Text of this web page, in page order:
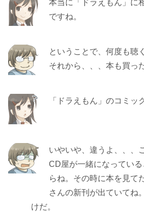
本当に「ドラえもん」に
ですね。
ということで、何度も聴
それから、、、本も買っ
「ドラえもん」のコミッ
いやいや、違うよ、、、
CD屋が一緒になってい
らね。その時に本を見て
さんの新刊が出ていてね
けだ。